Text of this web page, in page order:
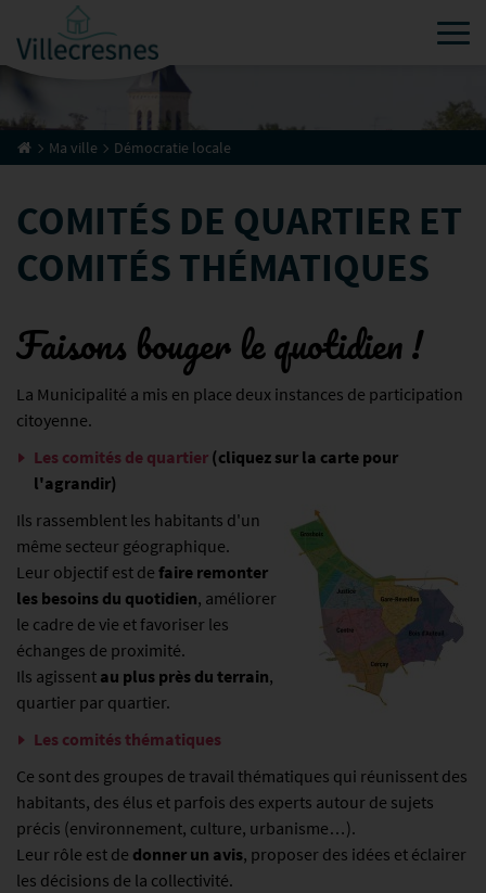
Ma ville Démocratie locale
COMITÉS DE QUARTIER ET
COMITÉS THÉMATIQUES
Faisons bouger le quotidien !
La Municipalité a mis en place deux instances de participation
citoyenne.
Les comités de quartier (cliquez sur la carte pour
l'agrandir)
Ils rassemblent les habitants d'un
même secteur géographique.
Leur objectif est de faire remonter
les besoins du quotidien, améliorer
le cadre de vie et favoriser les
échanges de proximité.
Ils agissent au plus près du terrain,
quartier par quartier.
Les comités thématiques
Ce sont des groupes de travail thématiques qui réunissent des
habitants, des élus et parfois des experts autour de sujets
précis (environnement, culture, urbanisme…).
Leur rôle est de donner un avis, proposer des idées et éclairer
les décisions de la collectivité.